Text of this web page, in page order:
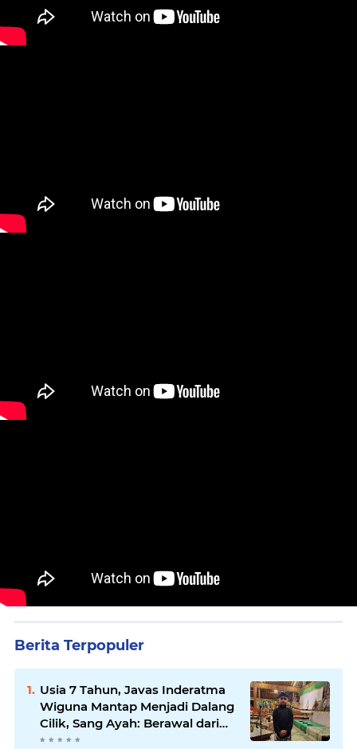
Berita Terpopuler
Usia 7 Tahun, Javas Inderatma
Wiguna Mantap Menjadi Dalang
Cilik, Sang Ayah: Berawal dari
Menonton Wayang di YouTube